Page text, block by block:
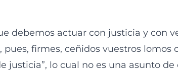
debemos actuar con justicia y con
pues, firmes, ceñidos vuestros lomos
justicia”, lo cual no es una asunto de